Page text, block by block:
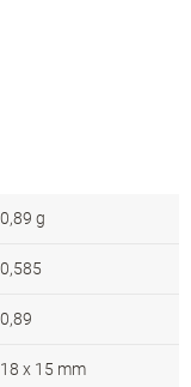
0,89 g
0,585
0,89
18 x 15 mm